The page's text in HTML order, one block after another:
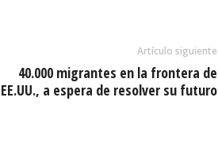
Artículo siguiente
40.000 migrantes en la frontera de
EE.UU., a espera de resolver su futuro